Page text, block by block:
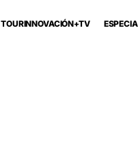
TOURINNOVACIÓN+TV